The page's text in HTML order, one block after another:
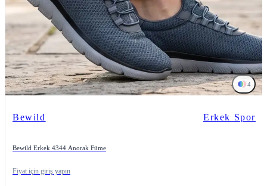
4
Bewild Erkek Spor
Bewild Erkek 4344 Anorak Füme
Fiyat için giriş yapın